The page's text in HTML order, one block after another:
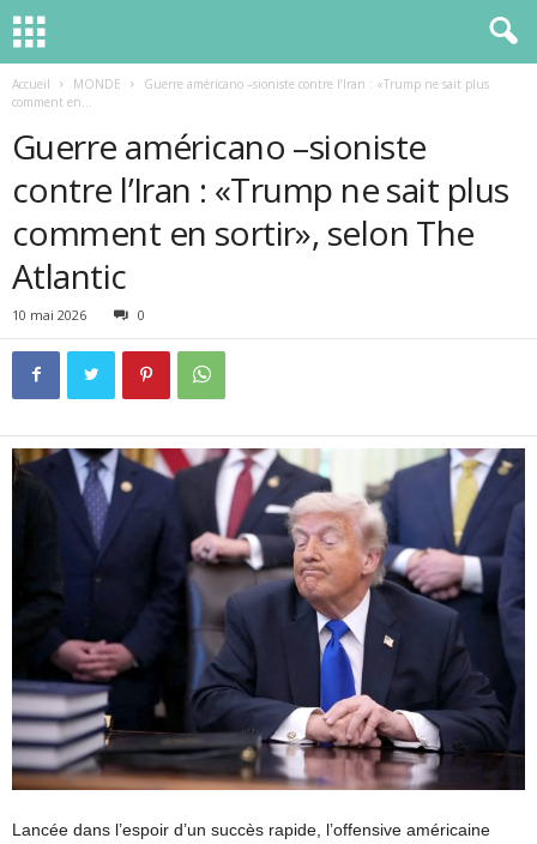
Accueil MONDE
Guerre américano –sioniste contre l’Iran : «Trump ne sait plus
comment en...
Guerre américano –sioniste
contre l’Iran : «Trump ne sait plus
comment en sortir», selon The
Atlantic
10 mai 2026 0
Lancée dans l’espoir d’un succès rapide, l’offensive américaine